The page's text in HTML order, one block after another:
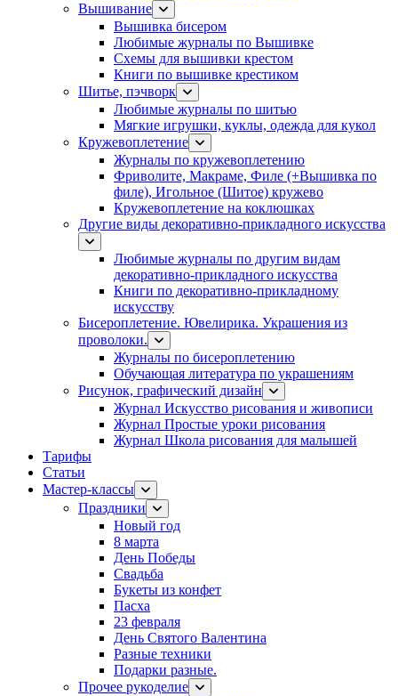
Вышивание
Вышивка бисером
Любимые журналы по Вышивке
Схемы для вышивки крестом
Книги по вышивке крестиком
Шитье, пэчворк
Любимые журналы по шитью
Мягкие игрушки, куклы, одежда для кукол
Кружевоплетение
Журналы по кружевоплетению
Фриволите, Макраме, Филе (+Вышивка по
филе), Игольное (Шитое) кружево
Кружевоплетение на коклюшках
Другие виды декоративно-прикладного искусства
Любимые журналы по другим видам
декоративно-прикладного искусства
Книги по декоративно-прикладному
искусству
Бисероплетение. Ювелирика. Украшения из
проволоки.
Журналы по бисероплетению
Обучающая литература по украшениям
Рисунок, графический дизайн
Журнал Искусство рисования и живописи
Журнал Простые уроки рисования
Журнал Школа рисования для малышей
Тарифы
Статьи
Мастер-классы
Праздники
Новый год
8 марта
День Победы
Свадьба
Букеты из конфет
Пасха
23 февраля
День Святого Валентина
Разные техники
Подарки разные.
Прочее рукоделие